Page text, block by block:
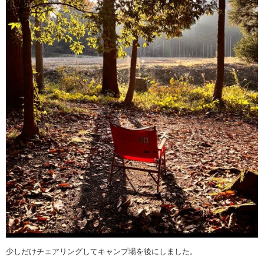
少しだけチェアリングしてキャンプ場を後にしました。